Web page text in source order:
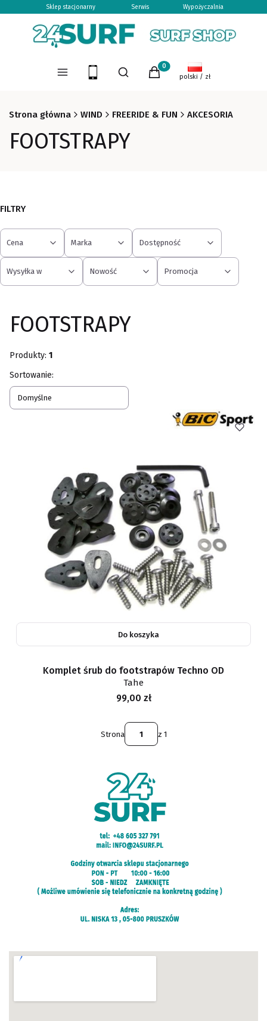
Sklep stacjonarny Serwis Wypożyczalnia
Menu Otwórz wyszukiwarkę
Szukaj Produkty w koszyku: 0.
Koszyk
polski / zł
Strona główna WIND FREERIDE & FUN AKCESORIA
FOOTSTRAPY
FILTRY
Cena Marka Dostępność
Wysyłka w Nowość Promocja
FOOTSTRAPY
Produkty: 1
Lista produktów
Sortowanie:
Domyślne
Do koszyka
Komplet śrub do footstrapów Techno OD
Tahe
Cena
99,00 zł
Strona z 1